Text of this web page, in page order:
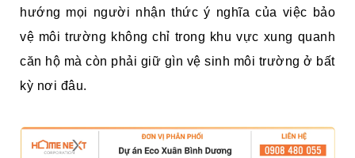
hướng mọi người nhận thức ý nghĩa của việc bảo
vệ môi trường không chỉ trong khu vực xung quanh
căn hộ mà còn phải giữ gìn vệ sinh môi trường ở bất
kỳ nơi đâu.